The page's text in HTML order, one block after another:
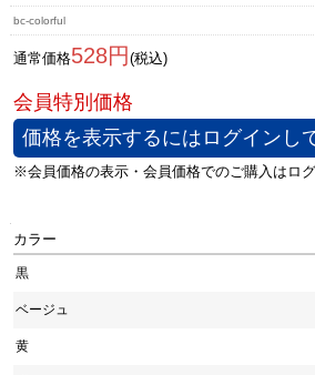
bc-colorful
通常価格528円 (税込)
価格を表示するにはログインし
カラー
黒
ベージュ
黄